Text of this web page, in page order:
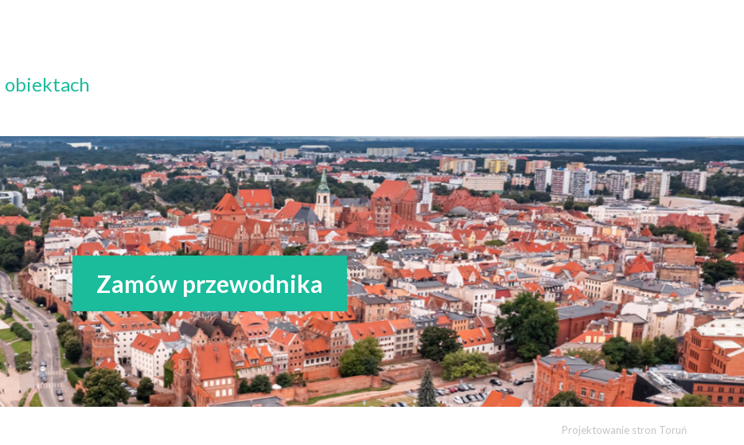
obiektach
Zamów przewodnika
Projektowanie stron Toruń